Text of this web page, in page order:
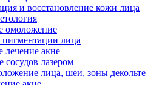
и восстановление кожи лица
омоложение
пигментации лица
лечение акне
сосудов лазером
лица, шеи, зоны декольте